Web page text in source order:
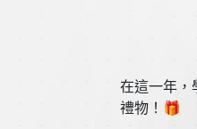
在這一年，
禮物！🎁